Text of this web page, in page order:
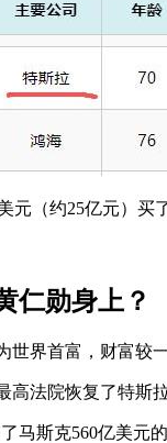
元（约25亿元）
仁勋身上？
界首富，财富较
法院恢复了特斯
马斯克560亿美元